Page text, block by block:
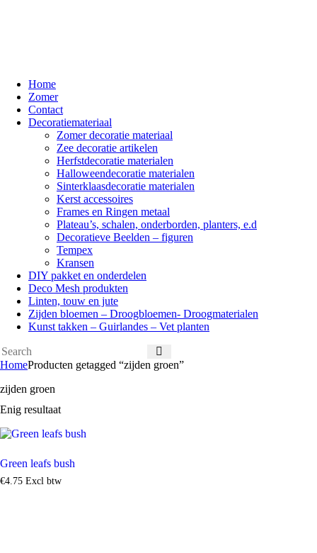
Home
Zomer
Contact
Decoratiemateriaal
Zomer decoratie materiaal
Zee decoratie artikelen
Herfstdecoratie materialen
Halloweendecoratie materialen
Sinterklaasdecoratie materialen
Kerst accessoires
Frames en Ringen metaal
Plateau’s, schalen, onderborden, planters, e.d
Decoratieve Beelden – figuren
Tempex
Kransen
DIY pakket en onderdelen
Deco Mesh produkten
Linten, touw en jute
Zijden bloemen – Droogbloemen- Droogmaterialen
Kunst takken – Guirlandes – Vet planten
HomeProducten getagged “zijden groen”
zijden groen
Enig resultaat
Green leafs bush
€4 75 Excl btw